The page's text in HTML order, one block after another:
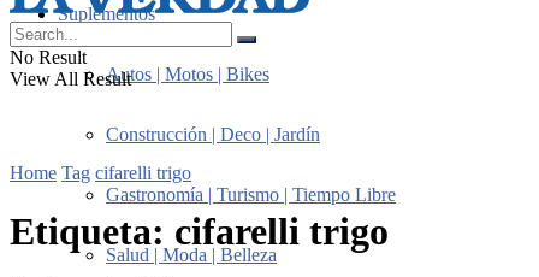
Suplementos
Autos | Motos | Bikes
Construcción | Deco | Jardín
Gastronomía | Turismo | Tiempo Libre
Salud | Moda | Belleza
No Result
View All Result
Home Tag cifarelli trigo
Etiqueta: cifarelli trigo